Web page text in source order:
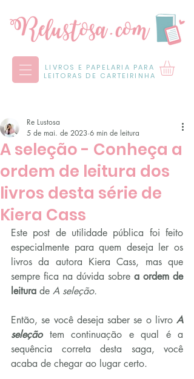
LIVROS E PAPELARIA PARA
LEITORAS DE CARTEIRINHA
A seleção - Conheça a
ordem de leitura dos
livros desta série de
Kiera Cass
Re Lustosa
5 de mai. de 2023 6 min de leitura
Este post de utilidade pública foi feito
especialmente para quem deseja ler os
livros da autora Kiera Cass, mas que
sempre fica na dúvida sobre a ordem de
leitura de A seleção.
Então, se você deseja saber se o livro A
seleção tem continuação e qual é a
sequência correta desta saga, você
acaba de chegar ao lugar certo.